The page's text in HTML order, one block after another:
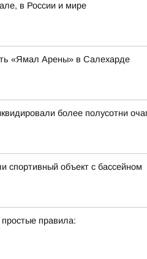
в России и мире
«Ямал Арены» в Салехарде
более полусотни
спортивный объект с бассейном
правила: